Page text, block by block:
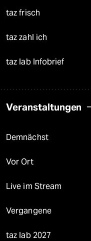
taz frisch
taz zahl ich
taz lab Infobrief
Veranstaltungen
Demnächst
Vor Ort
Live im Stream
Vergangene
taz lab 2027